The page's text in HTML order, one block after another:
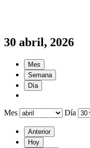
30 abril, 2026
Mes
Semana
Día
Mes Día
Anterior
Hoy